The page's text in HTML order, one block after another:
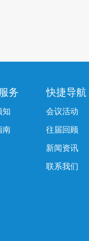
务
知
南
快捷导航
会议活动
往届回顾
新闻资讯
联系我们